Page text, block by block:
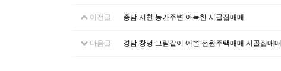
이전글 충남 서천 농가주변 아늑한 시골집매매
다음글 경남 창녕 그림같이 예쁜 전원주택매매 시골집매매